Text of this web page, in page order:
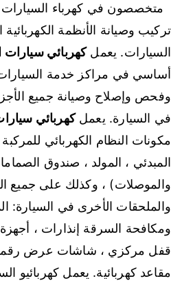
متخصصون في كهرباء
تركيب وصيانة الأنظمة
السيارات. يعملكهربائي سيارات
أساسي في مراكز خدمة
وفحص وإصلاح وصيانة جميع
في السيارة. يعملكهربائي
مكونات النظام الكهربائي
المبدئي ، المولد ، صندوق
والموصلات) ، وكذلك على جميع
والملحقات الأخرى في السيارة:
قفل مركزي ، شاشات عرض رقمية
مقاعد كهربائية. يعمل كهربائيو